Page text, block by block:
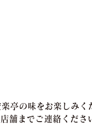
亭の味をお楽しみく
舗までご連絡くださ